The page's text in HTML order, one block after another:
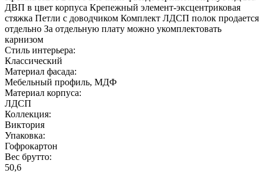
ДВП в цвет корпуса Крепежный элемент-эксцентриковая
стяжка Петли с доводчиком Комплект ЛДСП полок продается
отдельно За отдельную плату можно укомплектовать
карнизом
Стиль интерьера:
Классический
Материал фасада:
Мебельный профиль, МДФ
Материал корпуса:
ЛДСП
Коллекция:
Виктория
Упаковка:
Гофрокартон
Вес брутто:
50,6